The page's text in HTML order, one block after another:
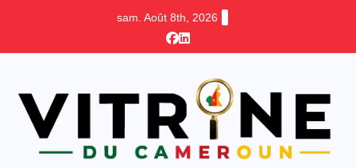
sam. Août 8th, 2026